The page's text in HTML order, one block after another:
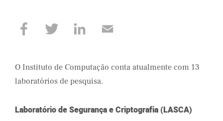
O Instituto de Computação conta atualmente com 13
laboratórios de pesquisa.
Laboratório de Segurança e Criptografia (LASCA)